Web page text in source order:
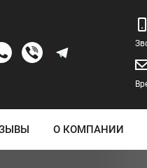
О КОМПАНИИ